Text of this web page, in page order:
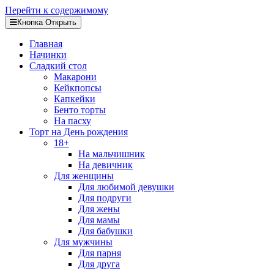
Перейти к содержимому
Кнопка Открыть
Главная
Начинки
Сладкий стол
Макарони
Кейкпопсы
Капкейки
Бенто торты
На пасху
Торт на День рождения
18+
На мальчишник
На девичник
Для женщины
Для любимой девушки
Для подруги
Для жены
Для мамы
Для бабушки
Для мужчины
Для парня
Для друга